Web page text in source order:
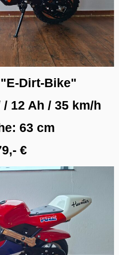
Dirt-Bike"
/ 12 Ah / 35 km/h
63 cm
€